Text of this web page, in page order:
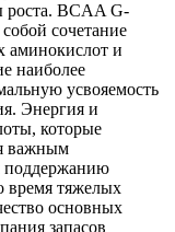
роста. BCAA G-
сочетание
аминокислот и
наиболее
усвояемость
Энергия и
которые
важным
поддержанию
время тяжелых
основных
запасов